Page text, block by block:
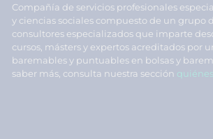
Compañía de servicios profesionales
y ciencias sociales compuesto de un grupo
consultores especializados que imparte
cursos, másters y expertos acreditados por
baremables y puntuables en bolsas y
saber más, consulta nuestra sección